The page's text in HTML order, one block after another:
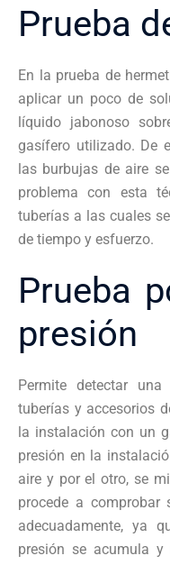
Prueba
En la prueba de
aplicar un poco de
líquido jabonoso
gasífero utilizado. De
las burbujas de aire
problema con esta
tuberías a las cuales
de tiempo y esfuerzo.
Prueba
presión
Permite detectar
tuberías y accesorios
la instalación con un
presión en la
aire y por el otro, se
procede a
adecuadamente, ya
presión se acumula